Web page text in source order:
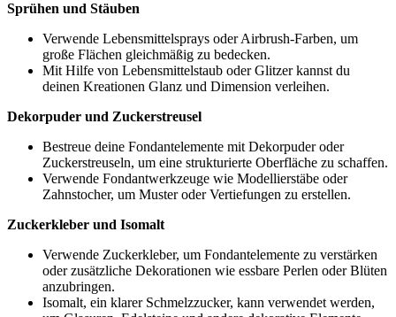
Sprühen und Stäuben
Verwende Lebensmittelsprays oder Airbrush-Farben, um
große Flächen gleichmäßig zu bedecken.
Mit Hilfe von Lebensmittelstaub oder Glitzer kannst du
deinen Kreationen Glanz und Dimension verleihen.
Dekorpuder und Zuckerstreusel
Bestreue deine Fondantelemente mit Dekorpuder oder
Zuckerstreuseln, um eine strukturierte Oberfläche zu schaffen.
Verwende Fondantwerkzeuge wie Modellierstäbe oder
Zahnstocher, um Muster oder Vertiefungen zu erstellen.
Zuckerkleber und Isomalt
Verwende Zuckerkleber, um Fondantelemente zu verstärken
oder zusätzliche Dekorationen wie essbare Perlen oder Blüten
anzubringen.
Isomalt, ein klarer Schmelzzucker, kann verwendet werden,